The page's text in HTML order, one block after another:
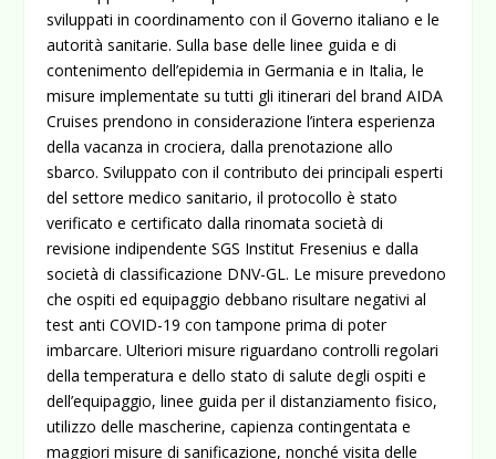
sviluppati in coordinamento con il Governo italiano e le
autorità sanitarie. Sulla base delle linee guida e di
contenimento dell’epidemia in Germania e in Italia, le
misure implementate su tutti gli itinerari del brand AIDA
Cruises prendono in considerazione l’intera esperienza
della vacanza in crociera, dalla prenotazione allo
sbarco. Sviluppato con il contributo dei principali esperti
del settore medico sanitario, il protocollo è stato
verificato e certificato dalla rinomata società di
revisione indipendente SGS Institut Fresenius e dalla
società di classificazione DNV-GL. Le misure prevedono
che ospiti ed equipaggio debbano risultare negativi al
test anti COVID-19 con tampone prima di poter
imbarcare. Ulteriori misure riguardano controlli regolari
della temperatura e dello stato di salute degli ospiti e
dell’equipaggio, linee guida per il distanziamento fisico,
utilizzo delle mascherine, capienza contingentata e
maggiori misure di sanificazione, nonché visita delle